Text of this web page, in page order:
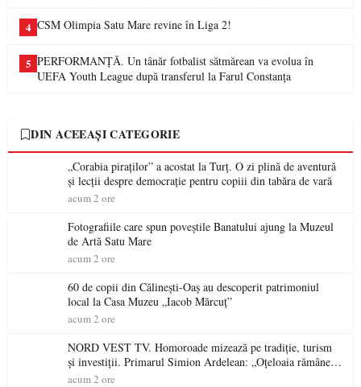
4 CSM Olimpia Satu Mare revine în Liga 2!
5 PERFORMANȚĂ. Un tânăr fotbalist sătmărean va evolua în
UEFA Youth League după transferul la Farul Constanța
DIN ACEEAȘI CATEGORIE
„Corabia piraților” a acostat la Turț. O zi plină de aventură
și lecții despre democrație pentru copiii din tabăra de vară
acum 2 ore
Fotografiile care spun poveștile Banatului ajung la Muzeul
de Artă Satu Mare
acum 2 ore
60 de copii din Călinești-Oaș au descoperit patrimoniul
local la Casa Muzeu „Iacob Mărcuț”
acum 2 ore
NORD VEST TV. Homoroade mizează pe tradiție, turism
și investiții. Primarul Simion Ardelean: „Oțeloaia rămâne
un brand al Codrului”
acum 2 ore